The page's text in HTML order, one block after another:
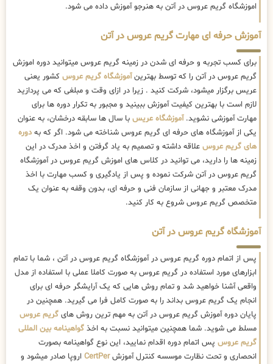
اموزشگاه گریم عروس در آتن به هنرجو آموزش داده می شود.
آموزش حرفه ای مهارت گریم عروس در آتن
برای کسب تجربه و حرفه ای شدن در زمینه گریم عروس میتوانید دوره اموزش
گریم عروس در آتن را که توسط بهترینآموزشگاه گریم عروس کشور یعنی
عریس برگزار میشود، شرکت کنید . زیرا در ازای وقت و مبلغی که می پردازید
لازم است با بهترین کیفیت آموزش ببینید و مجبور به تکرار دوره ها برای
مهارت آموزشی نشوید.آموزشگاه عریس با سال ها سابقه درخشان، به عنوان
یکی از آموزشگاه های حرفه ای گریم عروس شناخته می شود. اگر که بهدوره
های گریم عروس علاقه داشته و تصمیم به یاد گرفتن و اخذ مدرک در این
زمینه ها را دارید، می توانید در کلاس های اموزش گریم عروس در آموزشگاه
گریم عروس در آتن شرکت نموده و پس از یادگیری و کسب مهارت با اخذ
مدرک معتبر و جهانی از سازمان فنی و حرفه ای، بدون وقفه به عنوان یک
متخصص گریم عروس شروع به کار کنید.
آموزشگاه گریم عروس در آتن
پس از اتمام دوره گریم عروس در آموزشگاه گریم عروس در آتن ، شما با تمام
ابزارهای مورد استفاده در گریم عروس به صورت کاملا عملی با استفاده از مدل
واقعی آشنا خواهید شد و تمام روش هایی که یک آرایشگر حرفه ای برای
انجام یک گریم عروس بداند را به صورت کامل فرا می گیرید. همچنین در
پایان دوره آموزش گریم عروس در آتن به مهم ترین روش های گریم عروس
مسلط می شوید. شما همچنین میتوانید نسبت به اخذ گواهینامه بین المللی
گریم عروس پس اتمام دوره اقدام نمایید، این نوع گواهینامه بصورت
انحصاری و تحت نظارت موسسه کنترل آموزشCertPer اروپا صادر میشود و